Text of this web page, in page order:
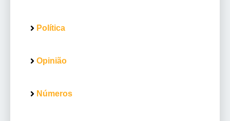
Política
Opinião
Números